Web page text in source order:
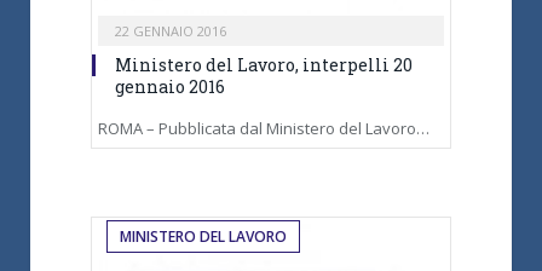
22 GENNAIO 2016
Ministero del Lavoro, interpelli 20
gennaio 2016
ROMA – Pubblicata dal Ministero del Lavoro…
MINISTERO DEL LAVORO